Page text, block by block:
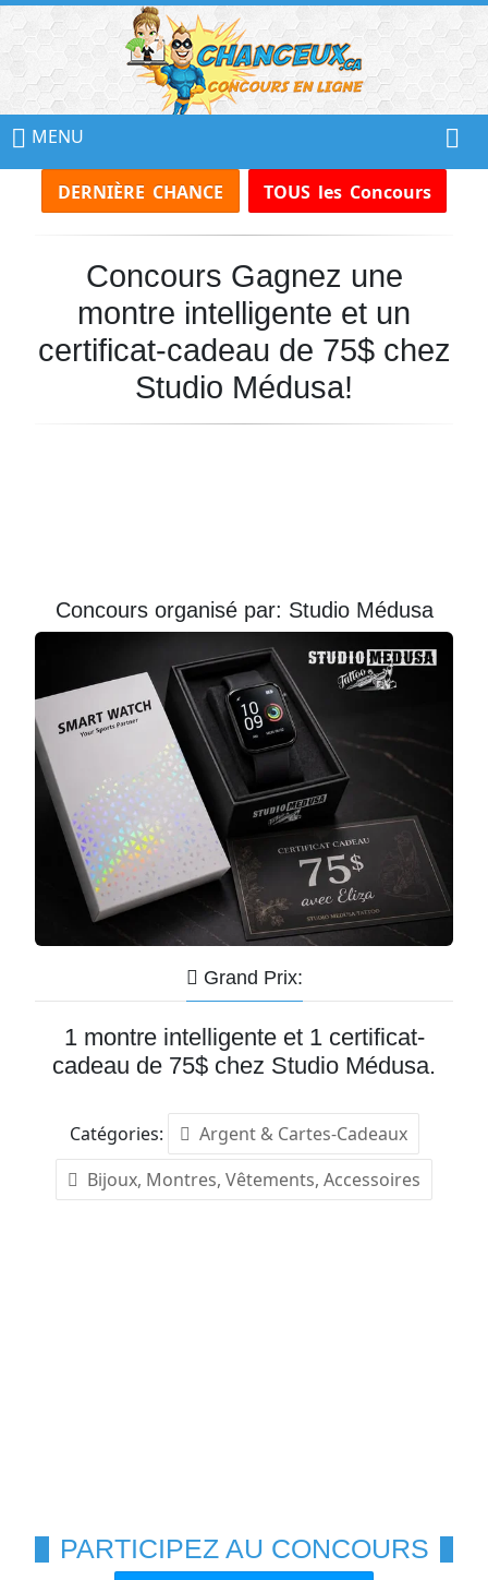
MENU
DERNIÈRE CHANCE TOUS les Concours
Concours Gagnez une
montre intelligente et un
certificat-cadeau de 75$ chez
Studio Médusa!
Concours organisé par: Studio Médusa
Grand Prix:
1 montre intelligente et 1 certificat-
cadeau de 75$ chez Studio Médusa.
Catégories:
Argent & Cartes-Cadeaux
Bijoux, Montres, Vêtements, Accessoires
PARTICIPEZ AU CONCOURS
📢
Ne
Manquez
Aucun
Concours!
Inscrivez-
notre
infolettre
JE
M'INSCRIS!